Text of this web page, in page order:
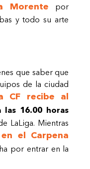
Morente por
y todo su arte
que saber que
de la ciudad
CF recibe al
las 16.00 horas
LaLiga. Mientras
en el Carpena
por entrar en la